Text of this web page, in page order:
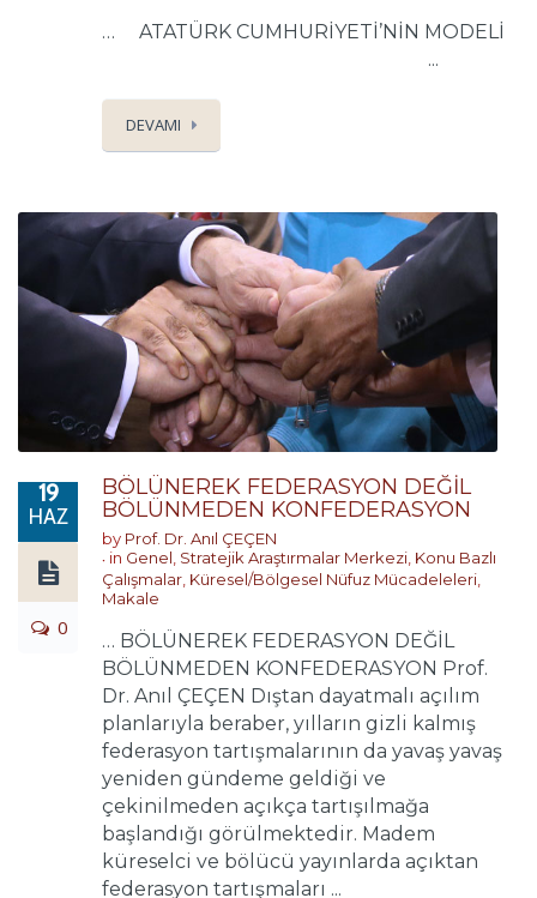
… ATATÜRK CUMHURİYETİ’NİN MODELİ
...
DEVAMI
19
HAZ
0
BÖLÜNEREK FEDERASYON DEĞİL
BÖLÜNMEDEN KONFEDERASYON
by Prof. Dr. Anıl ÇEÇEN
in Genel Stratejik Araştırmalar Merkezi Konu Bazlı
Çalışmalar Küresel/Bölgesel Nüfuz Mücadeleleri
Makale
… BÖLÜNEREK FEDERASYON DEĞİL
BÖLÜNMEDEN KONFEDERASYON Prof.
Dr. Anıl ÇEÇEN Dıştan dayatmalı açılım
planlarıyla beraber, yılların gizli kalmış
federasyon tartışmalarının da yavaş yavaş
yeniden gündeme geldiği ve
çekinilmeden açıkça tartışılmağa
başlandığı görülmektedir. Madem
küreselci ve bölücü yayınlarda açıktan
federasyon tartışmaları ...